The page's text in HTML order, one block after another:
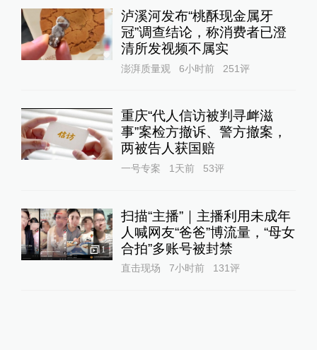
泸溪河发布“桃酥现金属牙
冠”调查结论，称消费者已澄
清所发视频不属实
澎湃质量观 6小时前 251评
重庆“代人信访被判寻衅滋
事”案检方撤诉、警方撤案，
两被告人获国赔
一号专案 1天前 53评
1
扫描“主播”｜主播利用未成年
人喊网友“爸爸”博流量，“母女
合拍”多账号被封禁
直击现场 7小时前 131评